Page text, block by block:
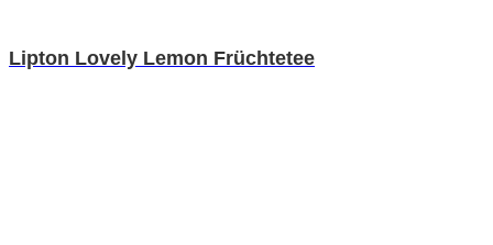
Lipton Lovely Lemon Früchtetee